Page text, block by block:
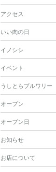
アクセス
いい肉の日
イノシシ
イベント
うしとらブルワリー
オープン
オープン日
お知らせ
お店について